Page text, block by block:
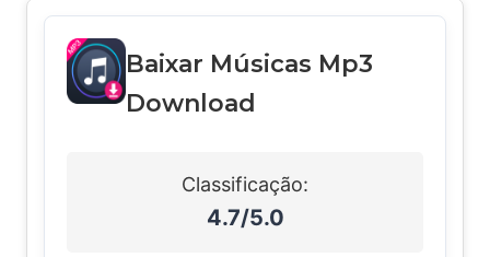
Baixar Músicas Mp3
Download
Classificação:
4.7/5.0